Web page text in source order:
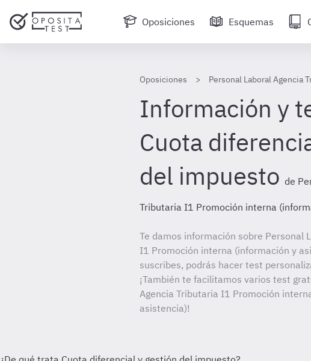
Oposiciones Esquemas
Oposiciones Personal Laboral Agencia
Información y
Cuota
del impuesto de
Tributaria I1 Promoción interna
Te damos información sobre Personal
I1 Promoción interna (información y
suscribes, podrás hacer test
¡También te facilitamos varios test
Agencia Tributaria I1 Promoción
asistencia)!